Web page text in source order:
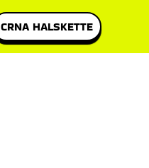
CRNA HALSKETTE